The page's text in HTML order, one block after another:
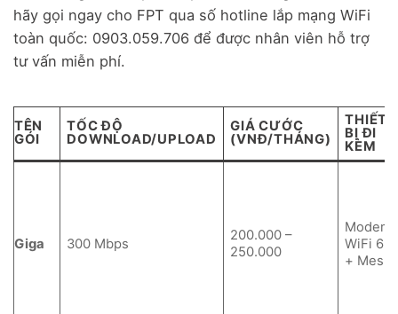
hãy gọi ngay cho FPT qua số hotline lắp mạng WiFi
toàn quốc: 0903.059.706 để được nhân viên hỗ trợ
tư vấn miễn phí.
TÊN
GÓI
TỐC ĐỘ
DOWNLOAD/UPLOAD
GIÁ CƯỚC
(VNĐ/THÁNG)
THIẾT
BỊ ĐI
KÈM
Giga 300 Mbps
200.000 –
250.000
Modem
WiFi 6
+ Mesh